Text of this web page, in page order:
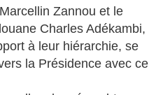
Zannou et le
Charles Adékambi,
à leur hiérarchie, se
la Présidence avec ce